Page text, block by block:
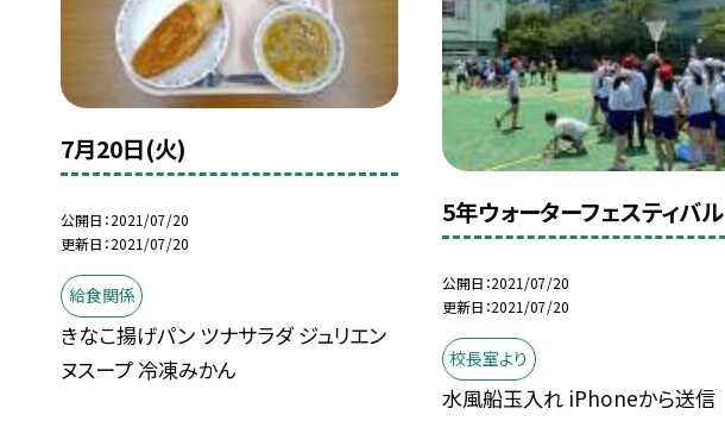
7月20日(火)
公開日 2021/07/20
更新日 2021/07/20
給食関係
きなこ揚げパン ツナサラダ ジュリエン
ヌスープ 冷凍みかん
5年ウォーターフェスティバル
公開日 2021/07/20
更新日 2021/07/20
校長室より
水風船玉入れ iPhoneから送信